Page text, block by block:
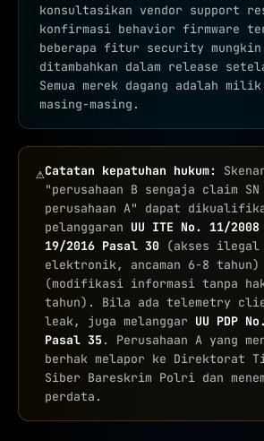
konsultasikan vendor support
konfirmasi behavior firmware
beberapa fitur security mungkin
ditambahkan dalam release
Semua merek dagang adalah milik
masing-masing.
⚠Catatan kepatuhan hukum:
"perusahaan B sengaja claim
perusahaan A" dapat
pelanggaran UU ITE No. 11/
19/2016 Pasal 30 (akses ilegal
elektronik, ancaman 6-8 tahun)
(modifikasi informasi tanpa
tahun). Bila ada telemetry
leak, juga melanggar UU PDP
Pasal 35 . Perusahaan A yang
berhak melapor ke Direktorat
Siber Bareskrim Polri dan
perdata.